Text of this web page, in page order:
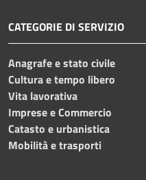
CATEGORIE DI SERVIZIO
Anagrafe e stato civile
Cultura e tempo libero
Vita lavorativa
Imprese e Commercio
Catasto e urbanistica
Mobilità e trasporti